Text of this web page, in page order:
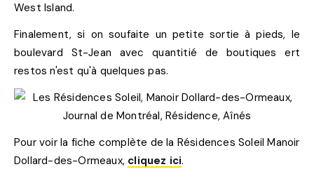
West Island.
Finalement, si on soufaite un petite sortie à pieds, le
boulevard St-Jean avec quantitié de boutiques ert
restos n'est qu'à quelques pas.
Pour voir la fiche complète de la Résidences Soleil Manoir
Dollard-des-Ormeaux, cliquez ici.